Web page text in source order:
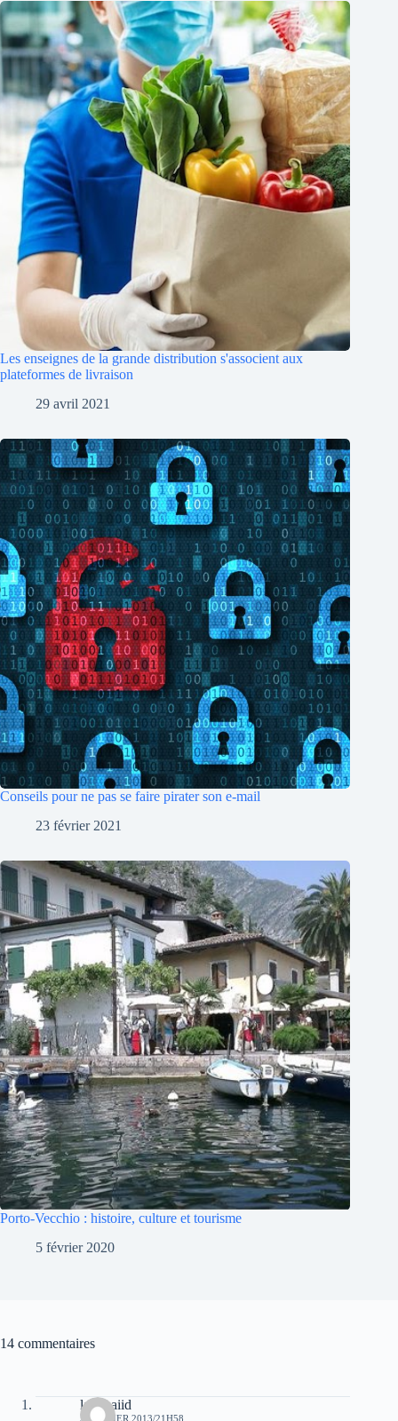
Les enseignes de la grande distribution s'associent aux
plateformes de livraison
29 avril 2021
Conseils pour ne pas se faire pirater son e-mail
23 février 2021
Porto-Vecchio : histoire, culture et tourisme
5 février 2020
14 commentaires
laid baiid
5 FÉVRIER 2013/21H58